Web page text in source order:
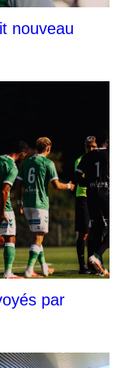
nouveau
par